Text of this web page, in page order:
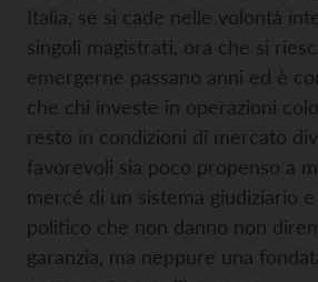
Italia, se si cade nelle volontà
singoli magistrati, ora che si
emergerne passano anni ed è
che chi investe in operazioni
resto in condizioni di mercato
favorevoli sia poco propenso a
mercé di un sistema giudiziario
politico che non danno non
garanzia, ma neppure una